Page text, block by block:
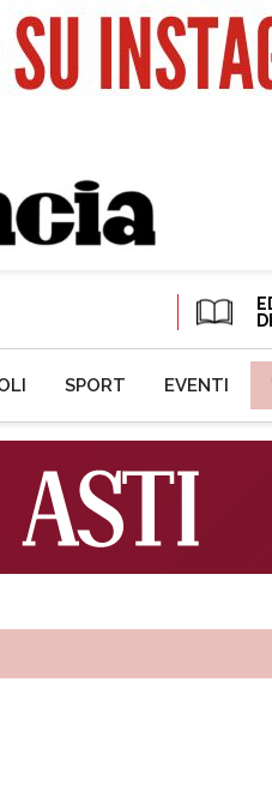
SPORT EVENTI